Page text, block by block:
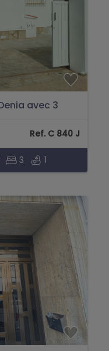
avec 3
Ref. C 840 J
3 1